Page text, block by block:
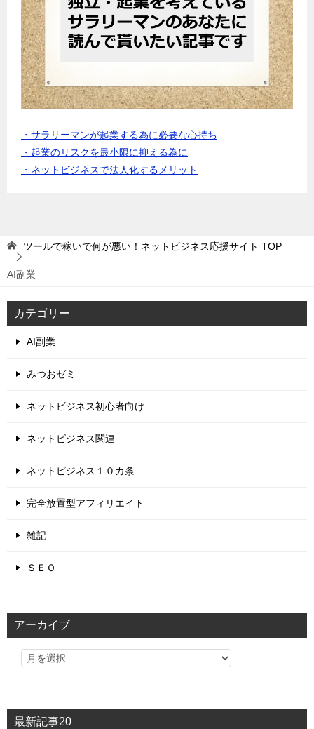
・サラリーマンが起業する為に必要な心持ち
・起業のリスクを最小限に抑える為に
・ネットビジネスで法人化するメリット
ツールで稼いで何が悪い！ネットビジネス応援サイト TOP
AI副業
カテゴリー
AI副業
みつおゼミ
ネットビジネス初心者向け
ネットビジネス関連
ネットビジネス１０カ条
完全放置型アフィリエイト
雑記
ＳＥＯ
アーカイブ
最新記事20